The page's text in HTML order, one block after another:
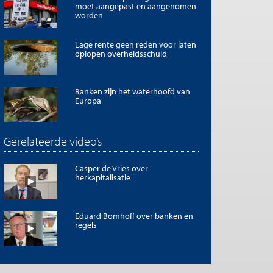
moet aangepast en aangenomen
worden
Lage rente geen reden voor laten
oplopen overheidsschuld
Banken zijn het waterhoofd van
Europa
Gerelateerde video’s
Casper de Vries over
herkapitalisatie
Eduard Bomhoff over banken en
regels